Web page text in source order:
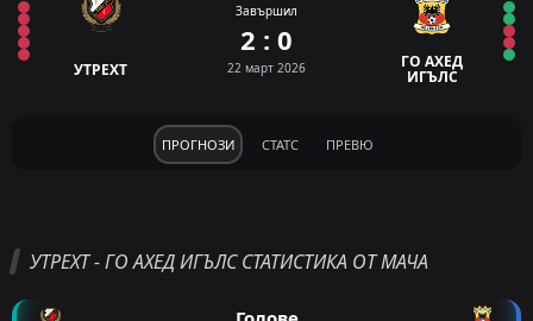
УТРЕХТ
Завършил
2 : 0
22 март 2026 ГО АХЕД
ИГЪЛС
ПРОГНОЗИ СТАТС ПРЕВЮ
УТРЕХТ - ГО АХЕД ИГЪЛС СТАТИСТИКА ОТ МАЧА